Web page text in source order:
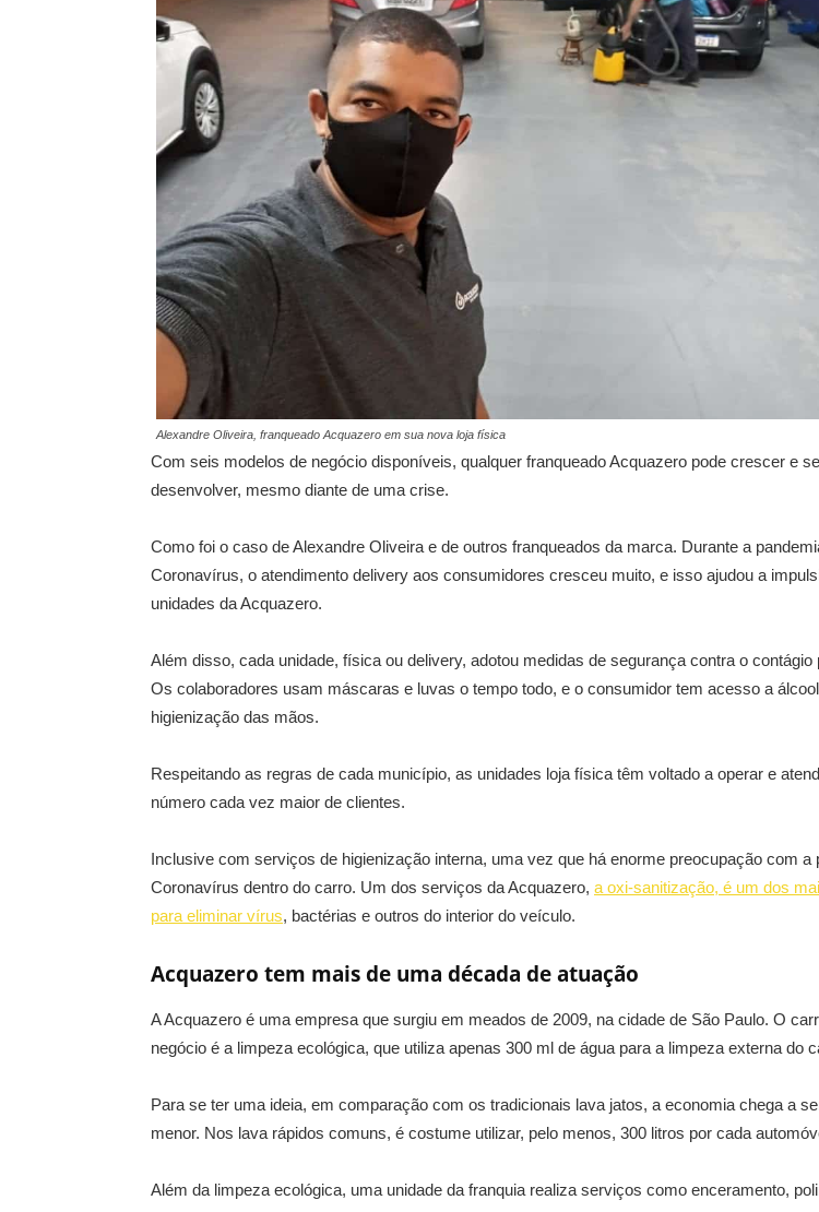
Alexandre Oliveira, franqueado Acquazero em sua nova loja física
Com seis modelos de negócio disponíveis, qualquer franqueado Acquazero pode crescer e se
desenvolver, mesmo diante de uma crise.
Como foi o caso de Alexandre Oliveira e de outros franqueados da marca. Durante a
Coronavírus, o atendimento delivery aos consumidores cresceu muito, e isso ajudou a
unidades da Acquazero.
Além disso, cada unidade, física ou delivery, adotou medidas de segurança contra o contágio
Os colaboradores usam máscaras e luvas o tempo todo, e o consumidor tem acesso a
higienização das mãos.
Respeitando as regras de cada município, as unidades loja física têm voltado a operar e
número cada vez maior de clientes.
Inclusive com serviços de higienização interna, uma vez que há enorme preocupação com a
Coronavírus dentro do carro. Um dos serviços da Acquazero, a oxi-sanitização, é um dos
para eliminar vírus, bactérias e outros do interior do veículo.
Acquazero tem mais de uma década de atuação
A Acquazero é uma empresa que surgiu em meados de 2009, na cidade de São Paulo. O
negócio é a limpeza ecológica, que utiliza apenas 300 ml de água para a limpeza externa do
Para se ter uma ideia, em comparação com os tradicionais lava jatos, a economia chega a
menor. Nos lava rápidos comuns, é costume utilizar, pelo menos, 300 litros por cada
Além da limpeza ecológica, uma unidade da franquia realiza serviços como enceramento,